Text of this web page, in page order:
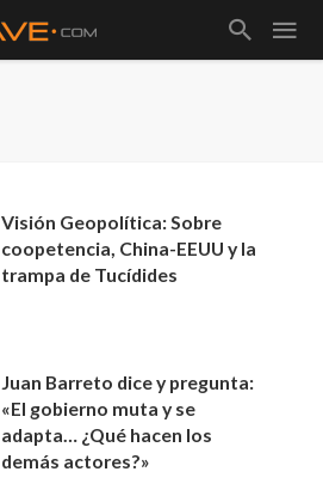
Visión Geopolítica: Sobre
coopetencia, China-EEUU y la
trampa de Tucídides
Juan Barreto dice y pregunta:
«El gobierno muta y se
adapta… ¿Qué hacen los
demás actores?»